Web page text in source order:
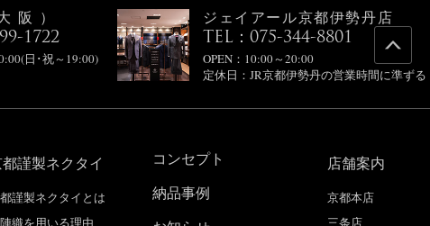
阪）
1722
日･祝～19:00)
ジェイアール京都伊勢丹店
TEL：075-344-8801
OPEN：10:00～20:00
定休日：JR京都伊勢丹の営業時間に準ずる
謹製ネクタイ
謹製ネクタイとは
織を用いる理由
コンセプト
納品事例
店舗案内
京都本店
三条店